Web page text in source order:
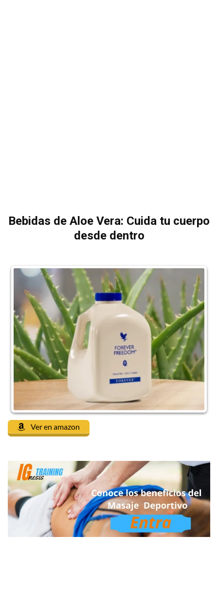
Bebidas de Aloe Vera: Cuida tu cuerpo
desde dentro
Ver en amazon